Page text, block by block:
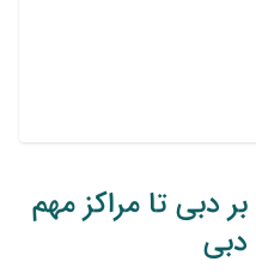
دبی تا مراکز مهم